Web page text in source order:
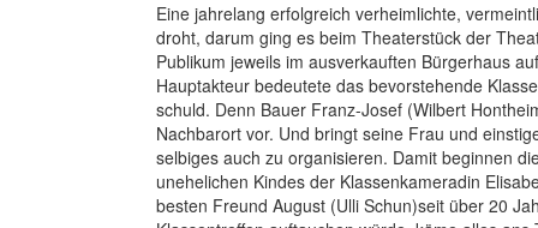
Eine jahrelang erfolgreich verheimlichte,
droht, darum ging es beim Theaterstück der
Publikum jeweils im ausverkauften Bürgerhaus
Hauptakteur bedeutete das bevorstehende
schuld. Denn Bauer Franz-Josef (Wilbert
Nachbarort vor. Und bringt seine Frau und
selbiges auch zu organisieren. Damit beginnen
unehelichen Kindes der Klassenkameradin
besten Freund August (Ulli Schun)seit über 20